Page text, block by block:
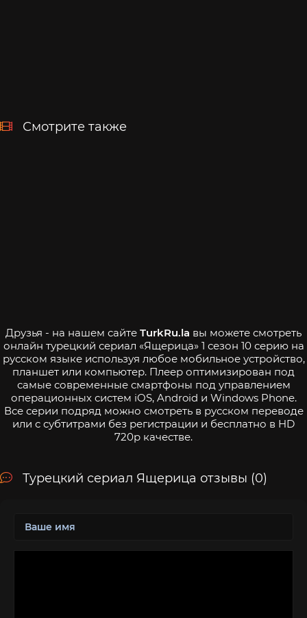
Смотрите также
Друзья - на нашем сайте TurkRu.la вы можете смотреть
онлайн турецкий сериал «Ящерица» 1 сезон 10 серию на
русском языке используя любое мобильное устройство,
планшет или компьютер. Плеер оптимизирован под
самые современные смартфоны под управлением
операционных систем iOS, Android и Windows Phone.
Все серии подряд можно смотреть в русском переводе
или с субтитрами без регистрации и бесплатно в HD
720p качестве.
Турецкий сериал Ящерица отзывы (0)